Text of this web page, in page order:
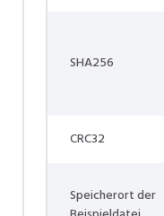
SHA256
CRC32
Speicherort der